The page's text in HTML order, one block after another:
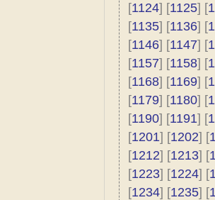
[1124] [1125] [
[1135] [1136] [
[1146] [1147] [
[1157] [1158] [
[1168] [1169] [
[1179] [1180] [
[1190] [1191] [
[1201] [1202] [
[1212] [1213] [
[1223] [1224] [
[1234] [1235] [